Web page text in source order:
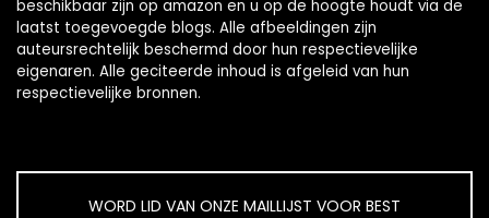
beschikbaar zijn op amazon en u op de hoogte houdt via de
laatst toegevoegde blogs. Alle afbeeldingen zijn
auteursrechtelijk beschermd door hun respectievelijke
eigenaren. Alle geciteerde inhoud is afgeleid van hun
respectievelijke bronnen.
WORD LID VAN ONZE MAILLIJST VOOR BEST